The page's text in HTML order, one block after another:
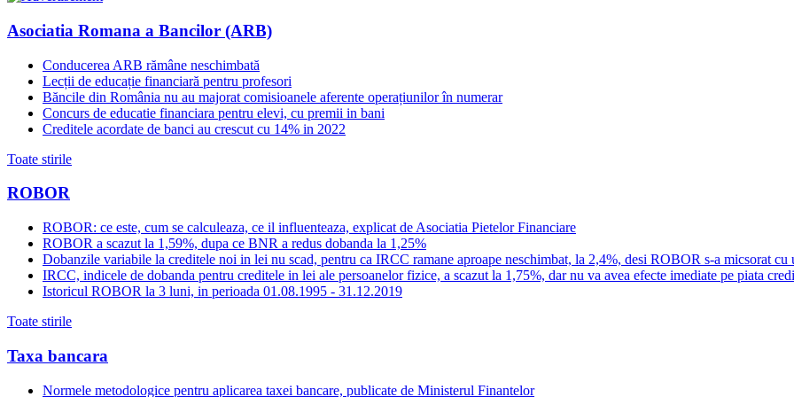
Asociatia Romana a Bancilor (ARB)
Conducerea ARB rămâne neschimbată
Lecții de educație financiară pentru profesori
Băncile din România nu au majorat comisioanele aferente operațiunilor în numerar
Concurs de educatie financiara pentru elevi, cu premii in bani
Creditele acordate de banci au crescut cu 14% in 2022
Toate stirile
ROBOR
ROBOR: ce este, cum se calculeaza, ce il influenteaza, explicat de Asociatia Pietelor Financiare
ROBOR a scazut la 1,59%, dupa ce BNR a redus dobanda la 1,25%
Dobanzile variabile la creditele noi in lei nu scad, pentru ca IRCC ramane aproape neschimbat, la 2,4%, desi ROBOR s-a micsorat cu
IRCC, indicele de dobanda pentru creditele in lei ale persoanelor fizice, a scazut la 1,75%, dar nu va avea efecte imediate pe piata
Istoricul ROBOR la 3 luni, in perioada 01.08.1995 - 31.12.2019
Toate stirile
Taxa bancara
Normele metodologice pentru aplicarea taxei bancare, publicate de Ministerul Finantelor